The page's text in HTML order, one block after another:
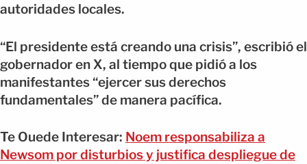
autoridades locales.
“El presidente está creando una crisis”, escribió el
gobernador en X, al tiempo que pidió a los
manifestantes “ejercer sus derechos
fundamentales” de manera pacífica.
Te Ouede Interesar: Noem responsabiliza a
Newsom por disturbios y justifica despliegue de